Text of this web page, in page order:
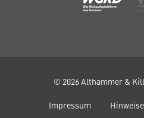
© 2026 Althammer &
Impressum